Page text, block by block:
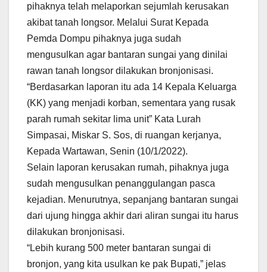
pihaknya telah melaporkan sejumlah kerusakan
akibat tanah longsor. Melalui Surat Kepada
Pemda Dompu pihaknya juga sudah
mengusulkan agar bantaran sungai yang dinilai
rawan tanah longsor dilakukan bronjonisasi.
“Berdasarkan laporan itu ada 14 Kepala Keluarga
(KK) yang menjadi korban, sementara yang rusak
parah rumah sekitar lima unit” Kata Lurah
Simpasai, Miskar S. Sos, di ruangan kerjanya,
Kepada Wartawan, Senin (10/1/2022).
Selain laporan kerusakan rumah, pihaknya juga
sudah mengusulkan penanggulangan pasca
kejadian. Menurutnya, sepanjang bantaran sungai
dari ujung hingga akhir dari aliran sungai itu harus
dilakukan bronjonisasi.
“Lebih kurang 500 meter bantaran sungai di
bronjon, yang kita usulkan ke pak Bupati,” jelas